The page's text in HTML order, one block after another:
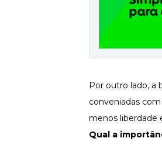
Por outro lado, a
conveniadas
menos liberdade
Qual a